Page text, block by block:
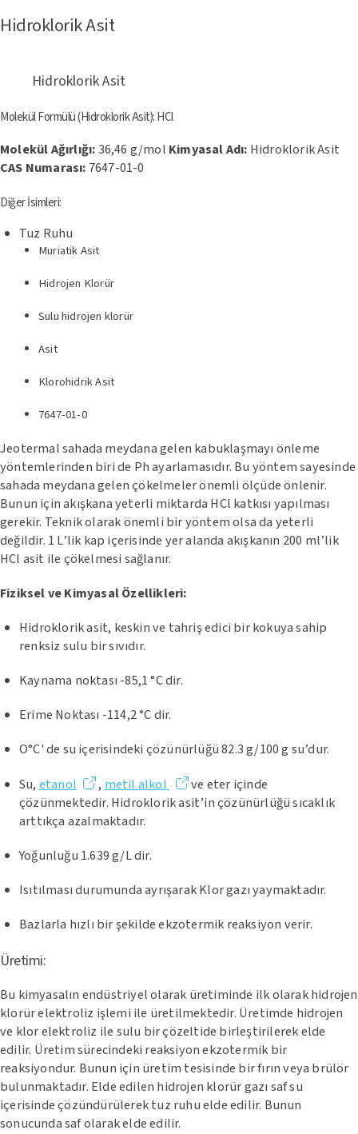
Hidroklorik Asit
Hidroklorik Asit
Molekül Formülü (Hidroklorik Asit): HCl
Molekül Ağırlığı:36,46 g/mol Kimyasal Adı: Hidroklorik Asit
CAS Numarası: 7647-01-0
Diğer İsimleri:
Tuz Ruhu
Muriatik Asit
Hidrojen Klorür
Sulu hidrojen klorür
Asit
Klorohidrik Asit
7647-01-0
Jeotermal sahada meydana gelen kabuklaşmayı önleme
yöntemlerinden biri de Ph ayarlamasıdır. Bu yöntem sayesinde
sahada meydana gelen çökelmeler önemli ölçüde önlenir.
Bunun için akışkana yeterli miktarda HCl katkısı yapılması
gerekir. Teknik olarak önemli bir yöntem olsa da yeterli
değildir. 1 L’lik kap içerisinde yer alanda akışkanın 200 ml’lik
HCl asit ile çökelmesi sağlanır.
Fiziksel ve Kimyasal Özellikleri:
Hidroklorik asit, keskin ve tahriş edici bir kokuya sahip
renksiz sulu bir sıvıdır.
Kaynama noktası -85,1 °C dir.
Erime Noktası -114,2 °C dir.
O°C' de su içerisindeki çözünürlüğü 82.3 g/100 g su’dur.
Su, etanol , metil alkol
ve eter içinde
çözünmektedir. Hidroklorik asit’in çözünürlüğü sıcaklık
arttıkça azalmaktadır.
Yoğunluğu 1.639 g/L dir.
Isıtılması durumunda ayrışarak Klor gazı yaymaktadır.
Bazlarla hızlı bir şekilde ekzotermik reaksiyon verir.
Üretimi:
Bu kimyasalın endüstriyel olarak üretiminde ilk olarak hidrojen
klorür elektroliz işlemi ile üretilmektedir. Üretimde hidrojen
ve klor elektroliz ile sulu bir çözeltide birleştirilerek elde
edilir. Üretim sürecindeki reaksiyon ekzotermik bir
reaksiyondur. Bunun için üretim tesisinde bir fırın veya brülör
bulunmaktadır. Elde edilen hidrojen klorür gazı saf su
içerisinde çözündürülerek tuz ruhu elde edilir. Bunun
sonucunda saf olarak elde edilir.